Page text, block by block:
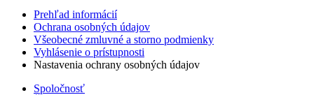
Prehľad informácií
Ochrana osobných údajov
Všeobecné zmluvné a storno podmienky
Vyhlásenie o prístupnosti
Nastavenia ochrany osobných údajov
Spoločnosť